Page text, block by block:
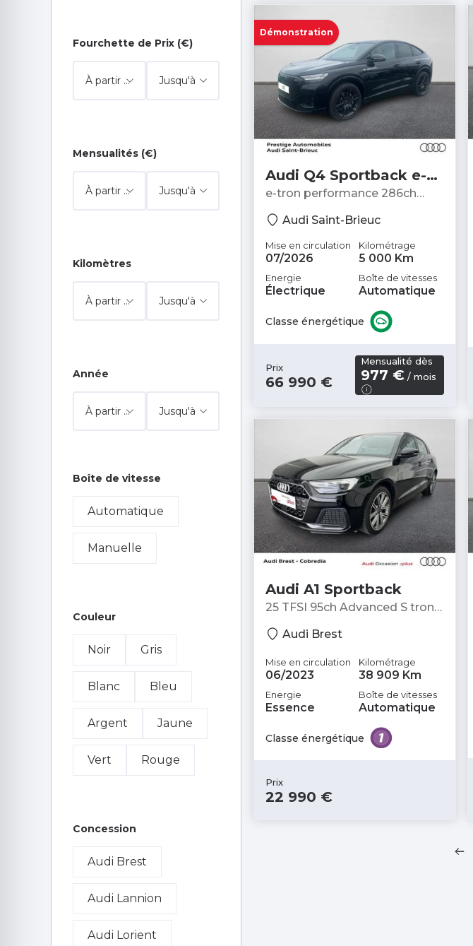
Fourchette de Prix (€)
Mensualités (€)
Kilomètres
Année
Boîte de vitesse
Automatique
Manuelle
Couleur
Noir Gris
Blanc Bleu
Argent Jaune
Vert Rouge
Concession
Audi Brest
Audi Lannion
Audi Lorient
Démonstration
Audi Q4 Sportback e-
tron
e-tron performance 286ch
Audi Saint-Brieuc
Mise en circulation
07/2026
Kilométrage
5 000 Km
Energie
Électrique
Boîte de vitesses
Automatique
Classe énergétique
Prix
66 990 €
Mensualité dès
977 €/ mois
Audi A1 Sportback
25 TFSI 95ch Advanced S tronic
Audi Brest
Mise en circulation
06/2023
Kilométrage
38 909 Km
Energie
Essence
Boîte de vitesses
Automatique
Classe énergétique
Prix
22 990 €